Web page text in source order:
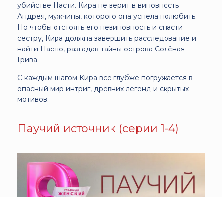
убийстве Насти. Кира не верит в виновность
Андрея, мужчины, которого она успела полюбить.
Но чтобы отстоять его невиновность и спасти
сестру, Кира должна завершить расследование и
найти Настю, разгадав тайны острова Солёная
Грива.
С каждым шагом Кира все глубже погружается в
опасный мир интриг, древних легенд и скрытых
мотивов.
Паучий источник (серии 1-4)